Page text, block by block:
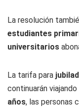
La resolución
estudiantes
universitarios
La tarifa para
continuarán viajando
años, las personas